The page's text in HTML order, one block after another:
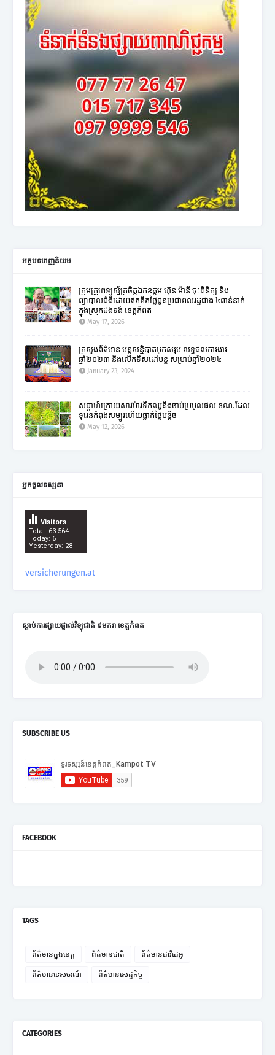
អត្ថបទពេញនិយម
ក្រុមគ្រូពេទ្យស្ម័គ្រចិត្តឯកឧត្តម ហ៊ុន ម៉ានី ចុះពិនិត្យ និង
ព្យាបាលជំងឺដោយឥតគិតថ្លៃជូនប្រជាពលរដ្ឋជាង ៤ពាន់នាក់
ក្នុងស្រុកដងទង់ ខេត្តកំពត
May 17, 2026
ក្រសួងព័ត៌មាន បន្តសន្និបាតបូកសរុប លទ្ធផលការងារ
ឆ្នាំ២០២៣ និងលើកទិសដៅបន្ត សម្រាប់ឆ្នាំ២០២៤
January 23, 2024
សប្តាហ៍ក្រោយសាវម៉ាវទឹកឈូនឹងចាប់ប្រមូលផល ខណៈដែល
ទុរេនកំពុងសម្បូរហើយធ្លាក់ថ្លៃបន្តិច
May 12, 2026
អ្នកចូលទស្សនា
Total: 63 564
Today: 6
Yesterday: 28
Visitors
versicherungen.at
ស្តាប់ការផ្សាយផ្ទាល់វិទ្យុជាតិ ៩មករា ខេត្តកំពត
SUBSCRIBE US
FACEBOOK
TAGS
ព័ត៌មានក្នុងខេត្ត ព័ត៌មានជាតិ ព័ត៌មានជាវីដេអូ
ព័ត៌មានទេសចរណ៍ ព័ត៌មានសេដ្ឋកិច្ច
CATEGORIES